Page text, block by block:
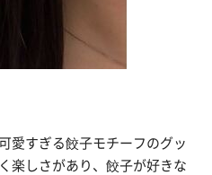
愛すぎる餃子モチーフのグッ
楽しさがあり、餃子が好きな